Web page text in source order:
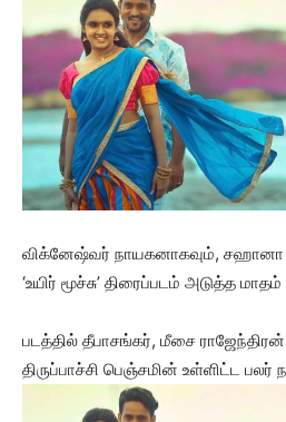
விக்னேஷ்வர் நாயகனாகவும், சஹானா
‘உயிர் மூச்சு’ திரைப்படம் அடுத்த
படத்தில் தீபாசங்கர், மீசை
திருப்பாச்சி பெஞ்சமின் உள்ளிட்ட பலர்